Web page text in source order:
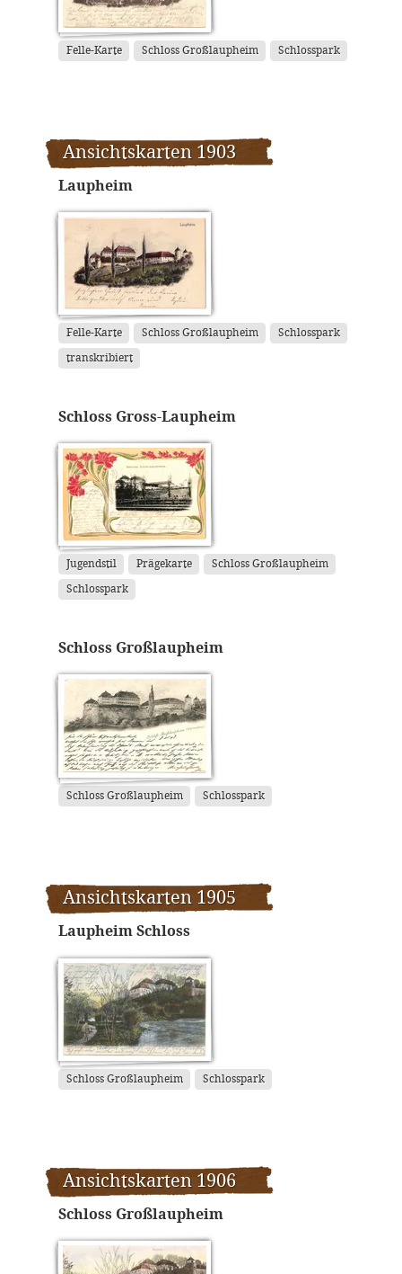
Felle-Karte Schloss Großlaupheim Schlosspark
Ansichtskarten 1903
Laupheim
Felle-Karte Schloss Großlaupheim Schlosspark
transkribiert
Schloss Gross-Laupheim
Jugendstil Prägekarte Schloss Großlaupheim
Schlosspark
Schloss Großlaupheim
Schloss Großlaupheim Schlosspark
Ansichtskarten 1905
Laupheim Schloss
Schloss Großlaupheim Schlosspark
Ansichtskarten 1906
Schloss Großlaupheim